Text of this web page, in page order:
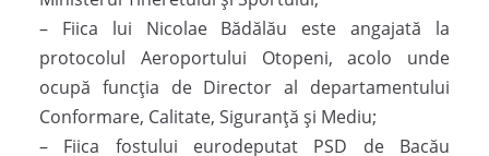
– Fiica lui Nicolae Bădălău este angajată la
protocolul Aeroportului Otopeni, acolo unde
ocupă funcţia de Director al departamentului
Conformare, Calitate, Siguranţă şi Mediu;
– Fiica fostului eurodeputat PSD de Bacău